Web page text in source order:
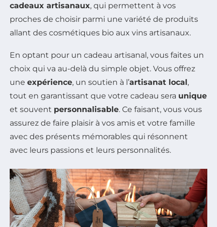
cadeaux artisanaux, qui permettent à vos
proches de choisir parmi une variété de produits
allant des cosmétiques bio aux vins artisanaux.
En optant pour un cadeau artisanal, vous faites un
choix qui va au-delà du simple objet. Vous offrez
une expérience, un soutien à l’artisanat local,
tout en garantissant que votre cadeau sera unique
et souvent personnalisable. Ce faisant, vous vous
assurez de faire plaisir à vos amis et votre famille
avec des présents mémorables qui résonnent
avec leurs passions et leurs personnalités.